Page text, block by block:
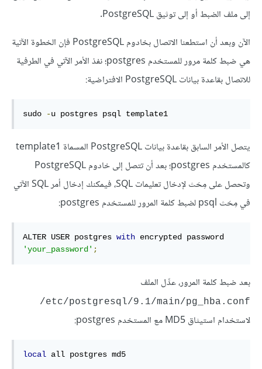
إلى ملف الضبط أو إلى توثيق PostgreSQL.
الآن وبعد أن استطعنا الاتصال بخادوم PostgreSQL فإن الخطوة الآتية
هي ضبط كلمة مرور للمستخدم postgres؛ نفذ الأمر الآتي في الطرفية
للاتصال بقاعدة بيانات PostgreSQL الافتراضية:
sudo -u postgres psql template1
يتصل الأمر السابق بقاعدة بيانات PostgreSQL المسماة template1
كالمستخدم postgres؛ بعد أن تتصل إلى خادوم PostgreSQL
وتحصل على مِحَث لإدخال تعليمات SQL، فيمكنك إدخال أمر SQL الآتي
في مِحَث psql لضبط كلمة المرور للمستخدم postgres:
ALTER USER postgres with
'your_password' ;
بعد ضبط كلمة المرور، عدِّل الملف
‎/etc/postgresql/9.1/main/pg_hba.conf
لاستخدام استيثاق MD5 مع المستخدم postgres:
local all postgres md5